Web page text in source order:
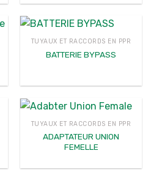
TUYAUX ET RACCORDS EN PPR
BATTERIE BYPASS
TUYAUX ET RACCORDS EN PPR
ADAPTATEUR UNION
FEMELLE